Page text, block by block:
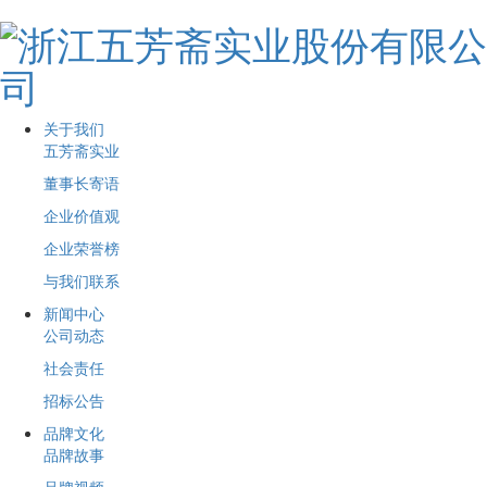
关于我们
五芳斋实业
董事长寄语
企业价值观
企业荣誉榜
与我们联系
新闻中心
公司动态
社会责任
招标公告
品牌文化
品牌故事